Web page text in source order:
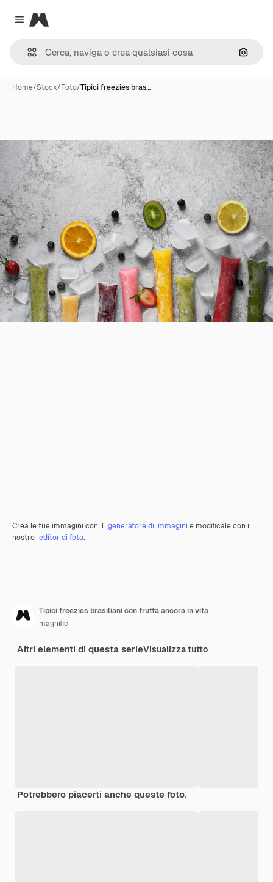
Close menu
Magnific
Cerca
Home/Stock/Foto/Tipici freezies bras…
Crea le tue immagini con il generatore di immagini e modificale con il
nostro editor di foto.
Tipici freezies brasiliani con frutta ancora in vita
magnific
Altri elementi di questa serieVisualizza tutto
Potrebbero piacerti anche queste foto.